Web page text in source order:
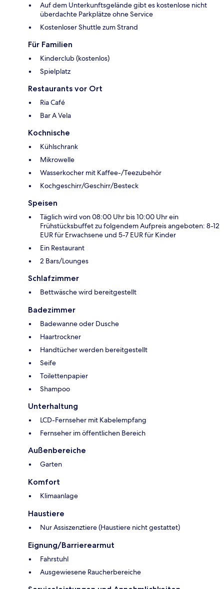
Auf dem Unterkunftsgelände gibt es kostenlose nicht
überdachte Parkplätze ohne Service
Kostenloser Shuttle zum Strand
Für Familien
Kinderclub (kostenlos)
Spielplatz
Restaurants vor Ort
Ria Café
Bar A Vela
Kochnische
Kühlschrank
Mikrowelle
Wasserkocher mit Kaffee-/Teezubehör
Kochgeschirr/Geschirr/Besteck
Speisen
Täglich wird von 08:00 Uhr bis 10:00 Uhr ein
Frühstücksbuffet zu folgendem Aufpreis angeboten: 8-12
EUR für Erwachsene und 5-7 EUR für Kinder
Ein Restaurant
2 Bars/Lounges
Schlafzimmer
Bettwäsche wird bereitgestellt
Badezimmer
Badewanne oder Dusche
Haartrockner
Handtücher werden bereitgestellt
Seife
Toilettenpapier
Shampoo
Unterhaltung
LCD-Fernseher mit Kabelempfang
Fernseher im öffentlichen Bereich
Außenbereiche
Garten
Komfort
Klimaanlage
Haustiere
Nur Assiszenztiere (Haustiere nicht gestattet)
Eignung/Barrierearmut
Fahrstuhl
Ausgewiesene Raucherbereiche